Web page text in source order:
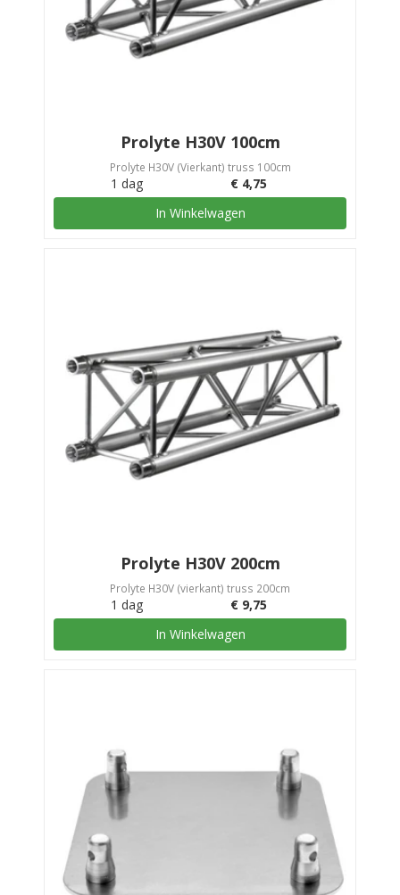
Prolyte H30V 100cm
Prolyte H30V (Vierkant) truss 100cm
1 dag € 4,75
In Winkelwagen
Prolyte H30V 200cm
Prolyte H30V (vierkant) truss 200cm
1 dag € 9,75
In Winkelwagen